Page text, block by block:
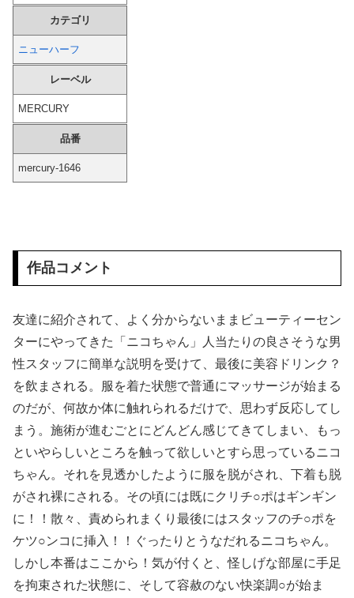
【画像】 橋本マナミ、自宅の風呂場でHなパ○ティ姿を見せつける
おばさんの一人旅
【悲報】 味噌ラーメンで行列、出来ない
【工ロ注意】 セッ〇スセミナーを開くこの人妻、工ッチすぎだろｗｗｗｗｗｗｗ
【悲報】 コロナワクチン打たなかった結果・・・・
暴力行為法違反の疑いで、毎日新聞記者を逮捕
【画像】 どえらい乳のJSが発見される
【個人撮影】 初めて本物のチ●ポを見たボーイッシュ女子さん、興味が止まらないｗｗ
中国人当たり屋『よし飛び込むぞ！』→バス運転手の反応が強すぎて吹いたｗ
カテゴリ
ニューハーフ
レーベル
MERCURY
品番
mercury-1646
作品コメント
友達に紹介されて、よく分からないままビューティーセン
ターにやってきた「ニコちゃん」人当たりの良さそうな男
性スタッフに簡単な説明を受けて、最後に美容ドリンク？
を飲まされる。服を着た状態で普通にマッサージが始まる
のだが、何故か体に触れられるだけで、思わず反応してし
まう。施術が進むごとにどんどん感じてきてしまい、もっ
といやらしいところを触って欲しいとすら思っているニコ
ちゃん。それを見透かしたように服を脱がされ、下着も脱
がされ裸にされる。その頃には既にクリチ○ポはギンギン
に！！散々、責められまくり最後にはスタッフのチ○ポを
ケツ○ンコに挿入！！ぐったりとうなだれるニコちゃん。
しかし本番はここから！気が付くと、怪しげな部屋に手足
を拘束された状態に、そして容赦のない快楽調○が始ま